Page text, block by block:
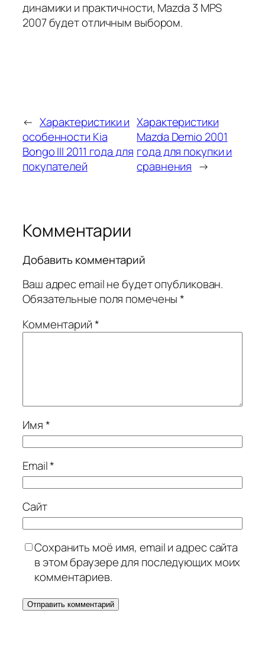
динамики и практичности, Mazda 3 MPS
2007 будет отличным выбором.
← Характеристики и
особенности Kia
Bongo III 2011 года для
покупателей
Характеристики
Mazda Demio 2001
года для покупки и
сравнения →
Комментарии
Добавить комментарий
Ваш адрес email не будет опубликован.
Обязательные поля помечены*
Комментарий*
Имя*
Email*
Сайт
Сохранить моё имя, email и адрес сайта
в этом браузере для последующих моих
комментариев.